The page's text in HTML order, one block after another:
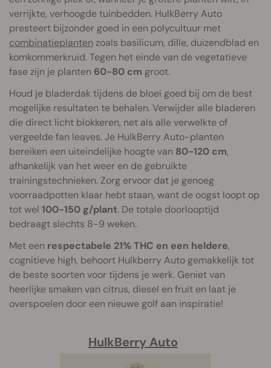
verrijkte, verhoogde tuinbedden. HulkBerry Auto
presteert bijzonder goed in een polycultuur met
combinatieplanten zoals basilicum, dille, duizendblad en
komkommerkruid. Tegen het einde van de vegetatieve
fase zijn je planten 60-80 cm groot.
Houd je bladerdak tijdens de bloei goed bij om de best
mogelijke resultaten te behalen. Verwijder alle bladeren
die direct licht blokkeren, net als alle verwelkte of
vergeelde fan leaves. Je HulkBerry Auto-planten
bereiken een uiteindelijke hoogte van 80-120 cm,
afhankelijk van het weer en de gebruikte
trainingstechnieken. Zorg ervoor dat je genoeg
voorraadpotten klaar hebt staan, want de oogst loopt op
tot wel 100-150 g/plant. De totale doorlooptijd
bedraagt slechts 8-9 weken.
Met een respectabele 21% THC en een heldere,
cognitieve high, behoort Hulkberry Auto gemakkelijk tot
de beste soorten voor tijdens je werk. Geniet van
heerlijke smaken van citrus, diesel en fruit en laat je
overspoelen door een nieuwe golf aan inspiratie!
HulkBerry Auto